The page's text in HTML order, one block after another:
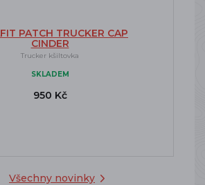
Všechny novinky
PATCH TRUCKER CAP
CINDER
Trucker kšiltovka
SKLADEM
950 Kč